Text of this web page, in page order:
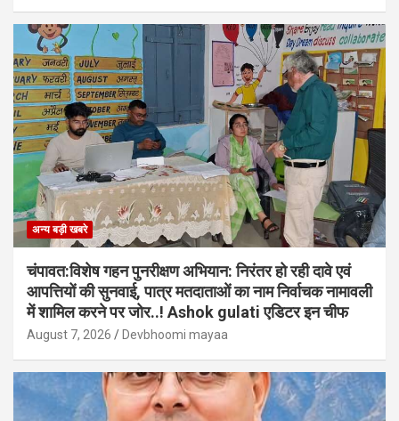
अन्य बड़ी खबरे
चंपावत:विशेष गहन पुनरीक्षण अभियान: निरंतर हो रही दावे एवं
आपत्तियों की सुनवाई, पात्र मतदाताओं का नाम निर्वाचक नामावली
में शामिल करने पर जोर..! Ashok gulati एडिटर इन चीफ
August 7, 2026 Devbhoomi mayaa